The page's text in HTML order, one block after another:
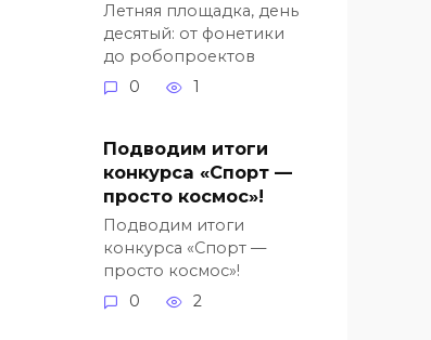
Летняя площадка, день
десятый: от фонетики
до робопроектов
0
1
Подводим итоги
конкурса «Спорт —
просто космос»!
Подводим итоги
конкурса «Спорт —
просто космос»!
0
2